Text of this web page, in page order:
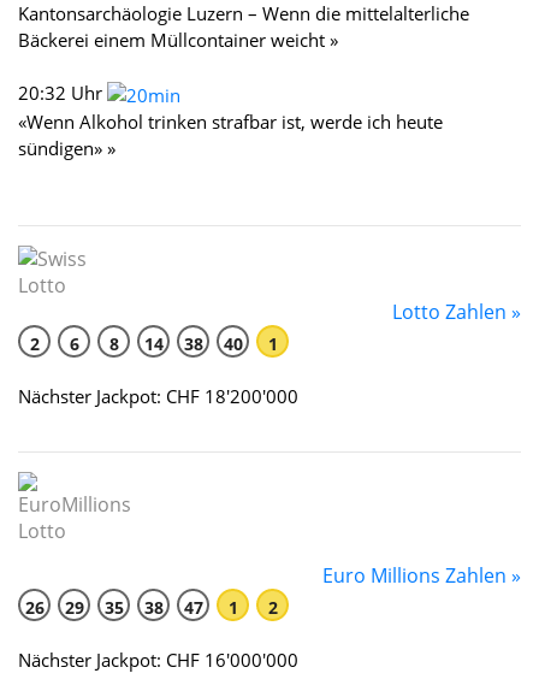
Kantonsarchäologie Luzern – Wenn die mittelalterliche
Bäckerei einem Müllcontainer weicht »
20:32 Uhr
«Wenn Alkohol trinken strafbar ist, werde ich heute
sündigen» »
Lotto Zahlen »
2 6 8 14 38 40 1
Nächster Jackpot: CHF 18'200'000
Euro Millions Zahlen »
26 29 35 38 47 1 2
Nächster Jackpot: CHF 16'000'000